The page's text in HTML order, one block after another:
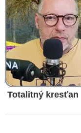
Totalitný kresťan